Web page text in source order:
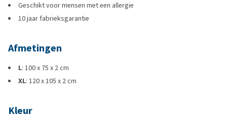
Geschikt voor mensen met een allergie
10 jaar fabrieksgarantie
Afmetingen
L: 100 x 75 x 2 cm
XL: 120 x 105 x 2 cm
Kleur